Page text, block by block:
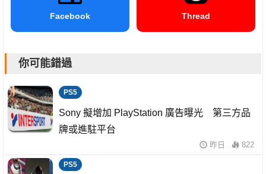
Facebook Thread
你可能錯過
PS5
Sony 擬增加 PlayStation 廣告曝光 第三方品
牌或進駐平台
昨日 822
PS5